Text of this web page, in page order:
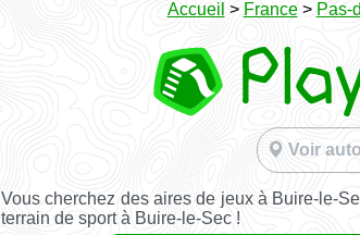
Accueil > France> Pas-
Voir
Vous cherchez des aires de jeux à Buire-le-
terrain de sport à Buire-le-Sec !